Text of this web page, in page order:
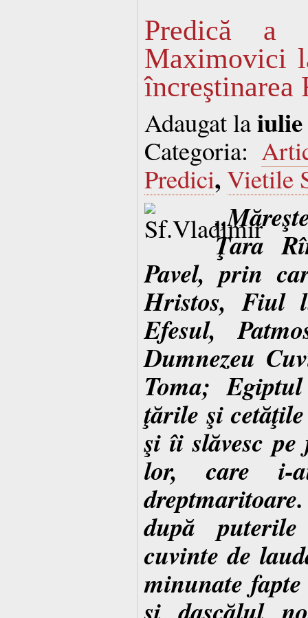
Predică a
Maximovici
încreştinarea
Adaugat laiulie
Categoria:
Predici,Vietile
Ţara
Pavel, prin
Hristos, Fiul
Efesul,
Dumnezeu
Toma;
ţările şi
şi îi slăvesc
lor, care i-
după
cuvinte de
minunate
şi dascălul